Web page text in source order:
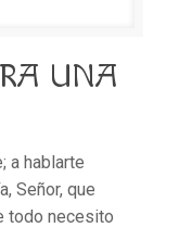
UNA
a hablarte
Señor, que
todo necesito